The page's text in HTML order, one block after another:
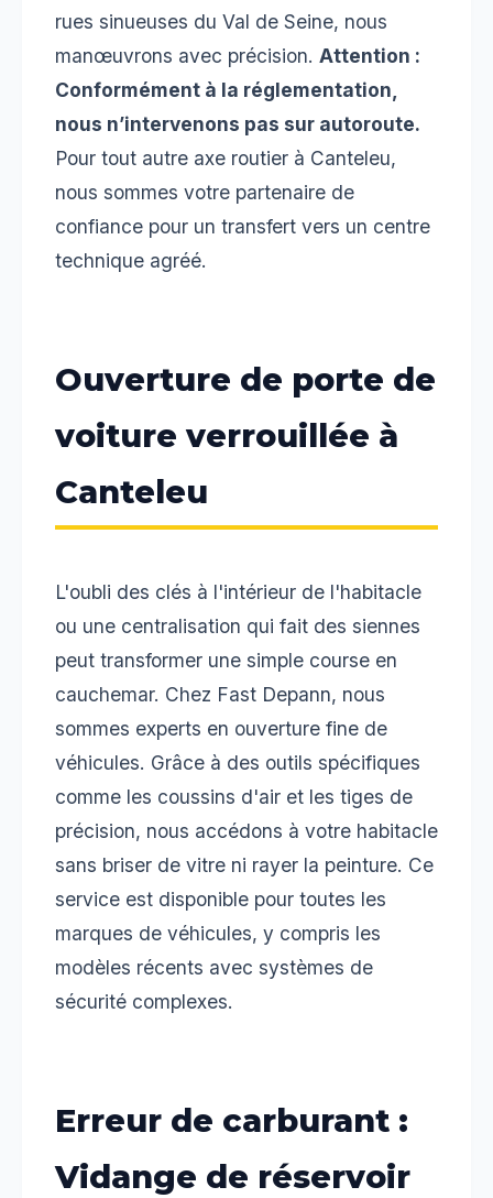
rues sinueuses du Val de Seine, nous
manœuvrons avec précision. Attention :
Conformément à la réglementation,
nous n’intervenons pas sur autoroute.
Pour tout autre axe routier à Canteleu,
nous sommes votre partenaire de
confiance pour un transfert vers un centre
technique agréé.
Ouverture de porte de
voiture verrouillée à
Canteleu
L'oubli des clés à l'intérieur de l'habitacle
ou une centralisation qui fait des siennes
peut transformer une simple course en
cauchemar. Chez Fast Depann, nous
sommes experts en ouverture fine de
véhicules. Grâce à des outils spécifiques
comme les coussins d'air et les tiges de
précision, nous accédons à votre habitacle
sans briser de vitre ni rayer la peinture. Ce
service est disponible pour toutes les
marques de véhicules, y compris les
modèles récents avec systèmes de
sécurité complexes.
Erreur de carburant :
Vidange de réservoir